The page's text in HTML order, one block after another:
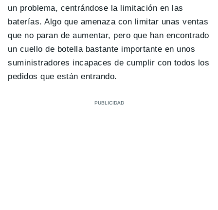
un problema, centrándose la limitación en las
baterías. Algo que amenaza con limitar unas ventas
que no paran de aumentar, pero que han encontrado
un cuello de botella bastante importante en unos
suministradores incapaces de cumplir con todos los
pedidos que están entrando.